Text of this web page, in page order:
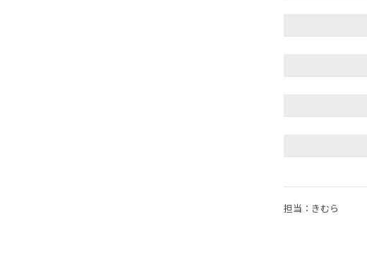
担当：きむら